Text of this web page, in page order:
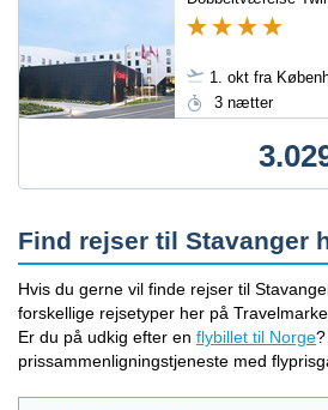
1. okt fra
3 nætter
Find rejser til Stavanger
Hvis du gerne vil finde rejser til
forskellige rejsetyper her på
Er du på udkig efter en flybillet til Norge
prissammenligningstjeneste med